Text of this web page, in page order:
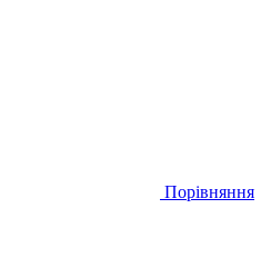
Порівняння